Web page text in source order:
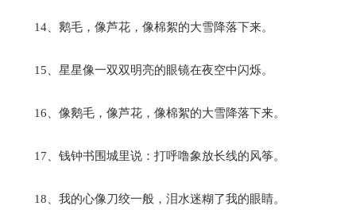
14、鹅毛，像芦花，像棉絮的大雪降落下来。
15、星星像一双双明亮的眼镜在夜空中闪烁。
16、像鹅毛，像芦花，像棉絮的大雪降落下来。
17、钱钟书围城里说：打呼噜象放长线的风筝。
18、我的心像刀绞一般，泪水迷糊了我的眼睛。